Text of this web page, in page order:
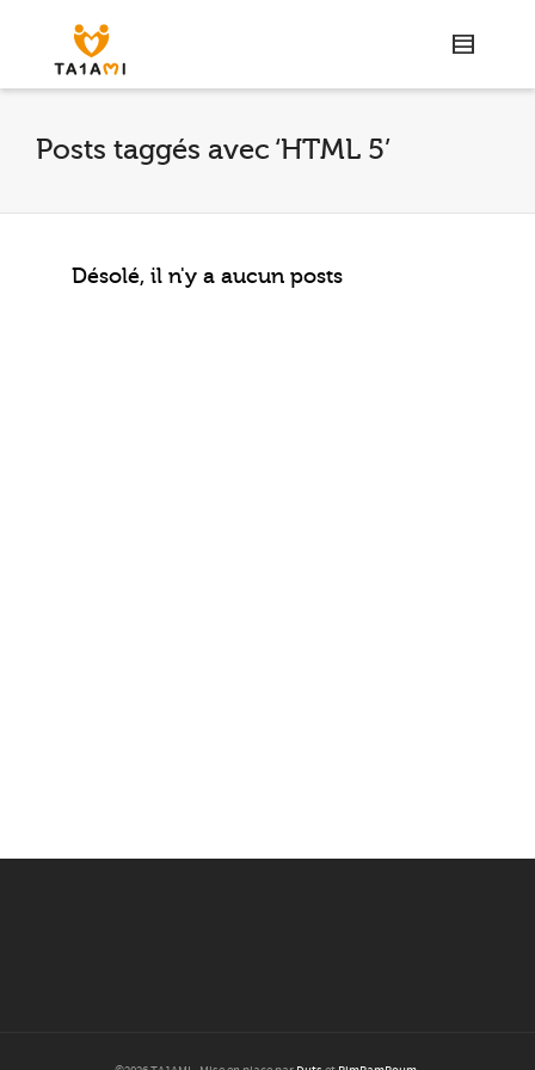
Posts taggés avec ‘HTML 5’
Désolé, il n'y a aucun posts